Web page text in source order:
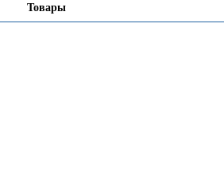
Товары